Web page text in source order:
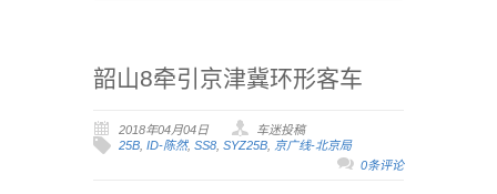
韶山8牵引京津冀环形客车
2018年04月04日
车迷投稿
25B, ID-陈然, SS8, SYZ25B, 京广线-北京局
0条评论